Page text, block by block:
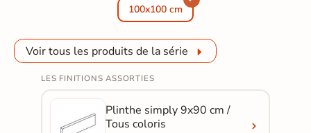
100x100 cm
Voir tous les produits de la série
LES FINITIONS ASSORTIES
Plinthe simply 9x90 cm /
Tous coloris